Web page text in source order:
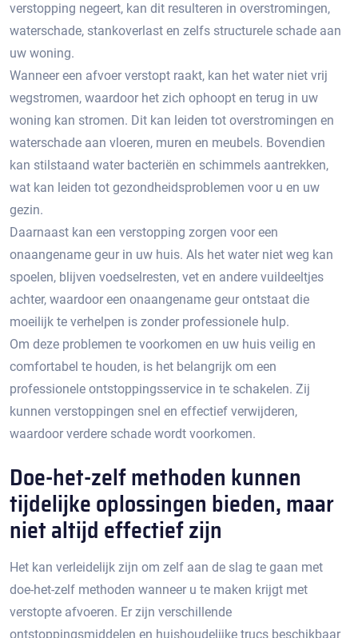
verstopping negeert, kan dit resulteren in overstromingen,
waterschade, stankoverlast en zelfs structurele schade aan
uw woning.​
Wanneer een afvoer verstopt raakt, kan het water niet vrij
wegstromen, waardoor het zich ophoopt en terug in uw
woning kan stromen.​ Dit kan leiden tot overstromingen en
waterschade aan vloeren, muren en meubels.​ Bovendien
kan stilstaand water bacteriën en schimmels aantrekken,
wat kan leiden tot gezondheidsproblemen voor u en uw
gezin.​
Daarnaast kan een verstopping zorgen voor een
onaangename geur in uw huis.​ Als het water niet weg kan
spoelen, blijven voedselresten, vet en andere vuildeeltjes
achter, waardoor een onaangename geur ontstaat die
moeilijk te verhelpen is zonder professionele hulp.​
Om deze problemen te voorkomen en uw huis veilig en
comfortabel te houden, is het belangrijk om een
professionele ontstoppingsservice in te schakelen.​ Zij
kunnen verstoppingen snel en effectief verwijderen,
waardoor verdere schade wordt voorkomen.
Doe-het-zelf methoden kunnen
tijdelijke oplossingen bieden, maar
niet altijd effectief zijn
Het kan verleidelijk zijn om zelf aan de slag te gaan met
doe-het-zelf methoden wanneer u te maken krijgt met
verstopte afvoeren.​ Er zijn verschillende
ontstoppingsmiddelen en huishoudelijke trucs beschikbaar